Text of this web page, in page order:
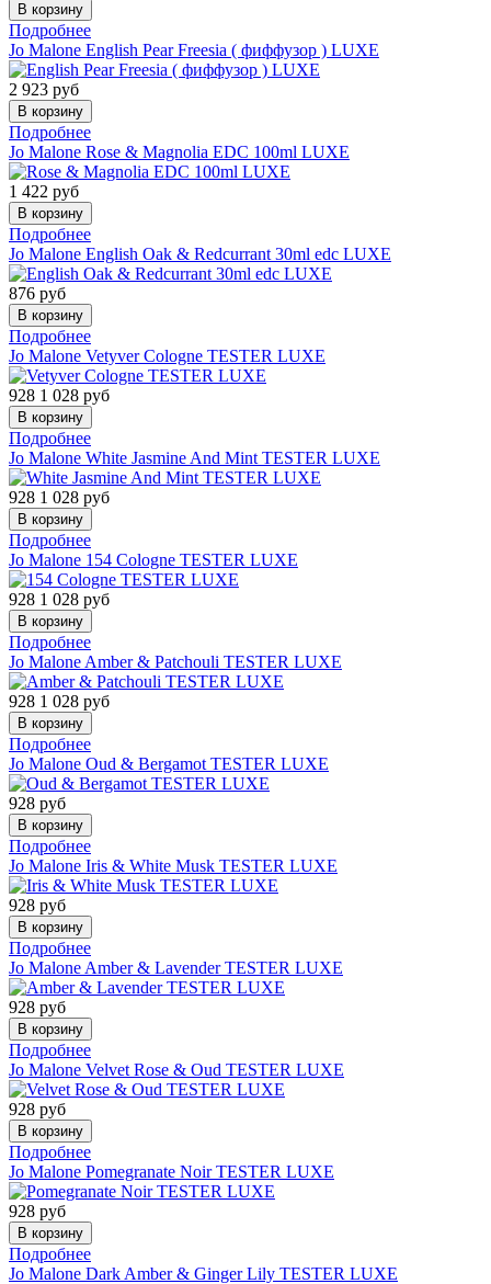
Подробнее
Jo Malone English Pear Freesia ( фиффузор ) LUXE
2 923 руб
Подробнее
Jo Malone Rose & Magnolia EDC 100ml LUXE
1 422 руб
Подробнее
Jo Malone English Oak & Redcurrant 30ml edc LUXE
876 руб
Подробнее
Jo Malone Vetyver Cologne TESTER LUXE
928 1 028 руб
Подробнее
Jo Malone White Jasmine And Mint TESTER LUXE
928 1 028 руб
Подробнее
Jo Malone 154 Cologne TESTER LUXE
928 1 028 руб
Подробнее
Jo Malone Amber & Patchouli TESTER LUXE
928 1 028 руб
Подробнее
Jo Malone Oud & Bergamot TESTER LUXE
928 руб
Подробнее
Jo Malone Iris & White Musk TESTER LUXE
928 руб
Подробнее
Jo Malone Amber & Lavender TESTER LUXE
928 руб
Подробнее
Jo Malone Velvet Rose & Oud TESTER LUXE
928 руб
Подробнее
Jo Malone Pomegranate Noir TESTER LUXE
928 руб
Подробнее
Jo Malone Dark Amber & Ginger Lily TESTER LUXE